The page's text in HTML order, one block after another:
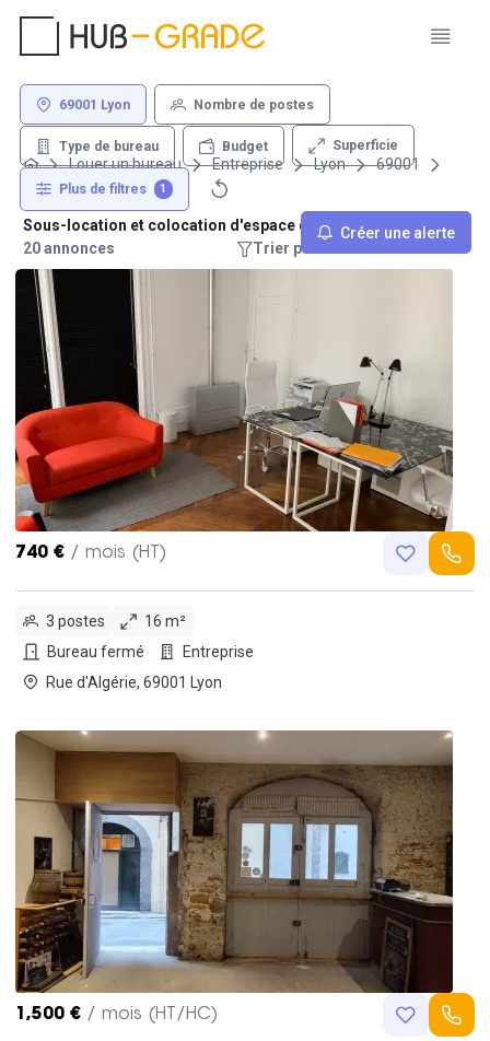
69001 Lyon Nombre de postes
Type de bureau Budget Superficie
Plus de filtres 1
Créer une alerte
Louer un bureau Entreprise Lyon 69001
Sous-location et colocation d'espace de travail - 69001 Lyon
20 annonces
Trier par : Recommandations
740 € / mois (HT)
3 postes
16 m²
Bureau fermé
Entreprise
Rue d'Algérie, 69001 Lyon
1,500 € / mois (HT/HC)